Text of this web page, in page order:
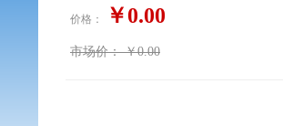
价格： ￥0.00
市场价： ￥0.00